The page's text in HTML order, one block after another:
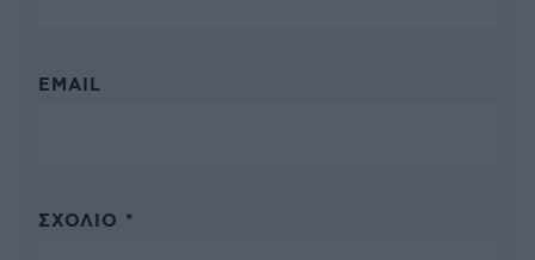
EMAIL
ΣΧΌΛΙΟ *